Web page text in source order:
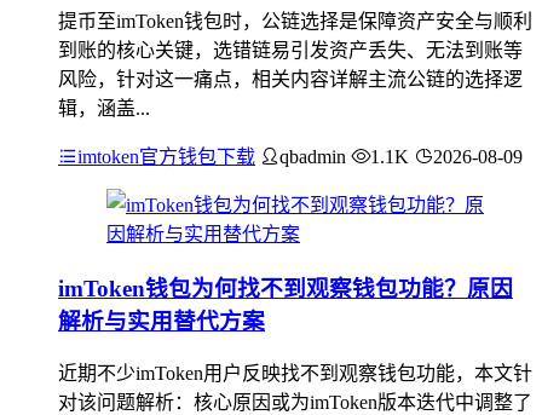
提币至imToken钱包时，公链选择是保障资产安全与顺利
到账的核心关键，选错链易引发资产丢失、无法到账等
风险，针对这一痛点，相关内容详解主流公链的选择逻
辑，涵盖...
imtoken官方钱包下载 qbadmin 1.1K 2026-08-09
imToken钱包为何找不到观察钱包功能？原因
解析与实用替代方案
近期不少imToken用户反映找不到观察钱包功能，本文针
对该问题解析：核心原因或为imToken版本迭代中调整了